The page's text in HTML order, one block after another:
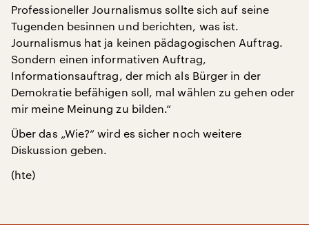
Professioneller Journalismus sollte sich auf seine
Tugenden besinnen und berichten, was ist.
Journalismus hat ja keinen pädagogischen Auftrag.
Sondern einen informativen Auftrag,
Informationsauftrag, der mich als Bürger in der
Demokratie befähigen soll, mal wählen zu gehen oder
mir meine Meinung zu bilden.“
Über das „Wie?“ wird es sicher noch weitere
Diskussion geben.
(hte)